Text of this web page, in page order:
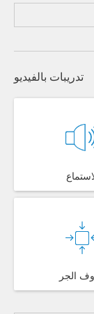
تدريبات بالفيديو
الجر